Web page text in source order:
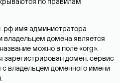
.рф имя администратора
владельцем домена является
можно в поле «org».
зарегистрирован домен, сервис
с владельцем доменного имени